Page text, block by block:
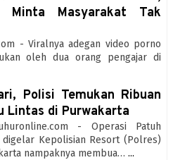
Minta Masyarakat Tak
- Viralnya adegan video porno
oleh dua orang pengajar di
Polisi Temukan Ribuan
Lintas di Purwakarta
- Operasi Patuh
digelar Kepolisian Resort (Polres)
nampaknya membua… ...